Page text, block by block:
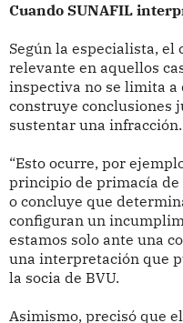
Cuando SUNAFIL
Según la especialista,
relevante en aquellos
inspectiva no se limita a
construye conclusiones
sustentar una infracción.
“Esto ocurre, por
principio de primacía
o concluye que
configuran un
estamos solo ante una
una interpretación que
la socia de BVU.
Asimismo, precisó que